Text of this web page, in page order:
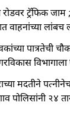
ट्रॅफिक जाम
वाहनांच्या लांबच
पात्रतेची
विभागाला
मदतीने
पोलिसांनी २४